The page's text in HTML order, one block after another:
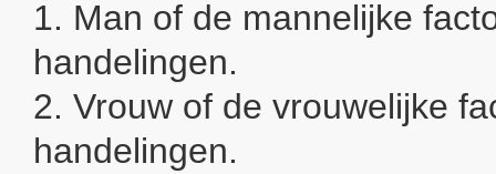
1. Man of de mannelijke
handelingen.
2. Vrouw of de vrouwelijke
handelingen.